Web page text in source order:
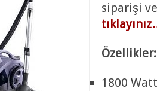
siparişi
Özellikler:
1800